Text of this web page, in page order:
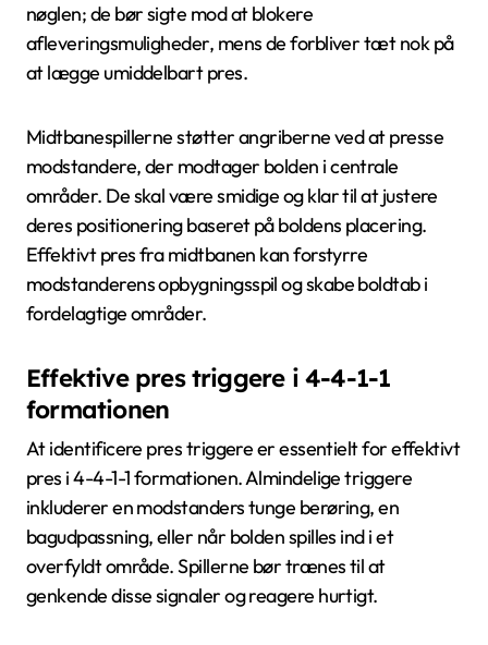
nøglen; de bør sigte mod at blokere
afleveringsmuligheder, mens de forbliver tæt nok på
at lægge umiddelbart pres.
Midtbanespillerne støtter angriberne ved at presse
modstandere, der modtager bolden i centrale
områder. De skal være smidige og klar til at justere
deres positionering baseret på boldens placering.
Effektivt pres fra midtbanen kan forstyrre
modstanderens opbygningsspil og skabe boldtab i
fordelagtige områder.
Effektive pres triggere i 4-4-1-1
formationen
At identificere pres triggere er essentielt for effektivt
pres i 4-4-1-1 formationen. Almindelige triggere
inkluderer en modstanders tunge berøring, en
bagudpassning, eller når bolden spilles ind i et
overfyldt område. Spillerne bør trænes til at
genkende disse signaler og reagere hurtigt.